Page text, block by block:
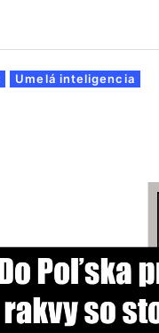
Umelá inteligencia